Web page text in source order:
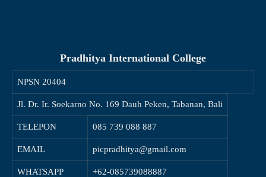
Pradhitya International College
NPSN 20404
Jl. Dr. Ir. Soekarno No. 169 Dauh Peken, Tabanan, Bali
TELEPON 085 739 088 887
EMAIL picpradhitya@gmail.com
WHATSAPP +62-085739088887